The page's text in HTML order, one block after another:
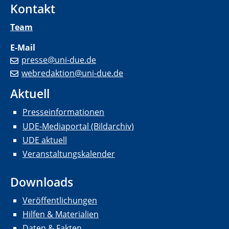
Kontakt
Team
E-Mail
presse@uni-due.de
webredaktion@uni-due.de
Aktuell
Presseinformationen
UDE-Mediaportal (Bildarchiv)
UDE aktuell
Veranstaltungskalender
Downloads
Veröffentlichungen
Hilfen & Materialien